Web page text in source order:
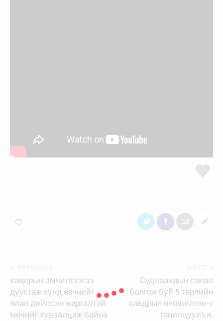
navigation
хавдрын эмчилгээгээ
дуусгаж хүнд өвчнийг
ялан дийлсэн жаргалтай
мөчийг хуваалцаж байна
Судлаачдын санал
болгож буй 5 төрлийн
хавдрын оношилгоо-г
танилцуулъя.